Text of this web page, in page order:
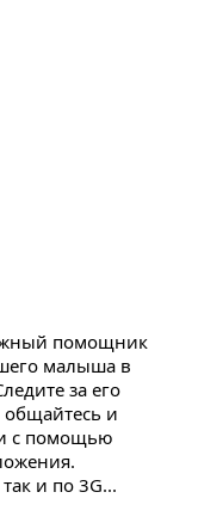
помощник
малыша в
за его
и
с помощью
и по 3G...